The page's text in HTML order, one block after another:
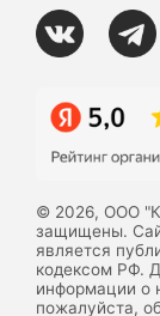
© 2026, ООО
защищены.
является
кодексом РФ.
информации о
пожалуйста,